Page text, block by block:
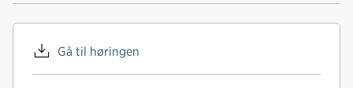
a
c
i
n
-
p
Gå til høringen